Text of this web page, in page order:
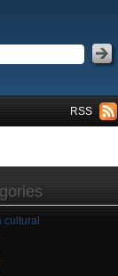
RSS
cultural